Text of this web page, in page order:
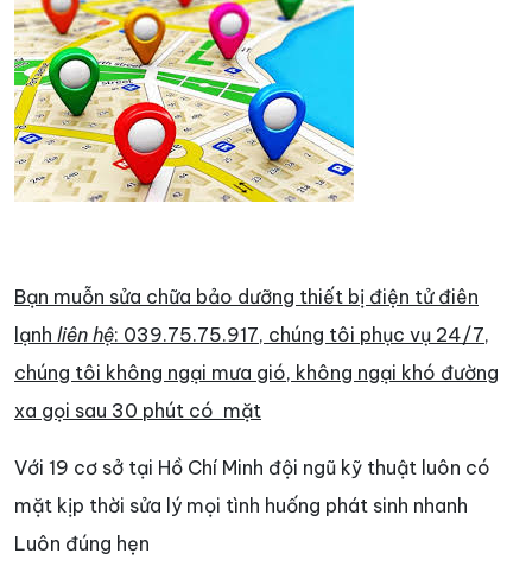
Bạn muỗn sửa chữa bảo dưỡng thiết bị điện tử điên
lạnh liên hệ: 039.75.75.917, chúng tôi phục vụ 24/7,
chúng tôi không ngại mưa gió, không ngại khó đường
xa gọi sau 30 phút có mặt
Với 19 cơ sở tại Hồ Chí Minh đội ngũ kỹ thuật luôn có
mặt kịp thời sửa lý mọi tình huống phát sinh nhanh
Luôn đúng hẹn